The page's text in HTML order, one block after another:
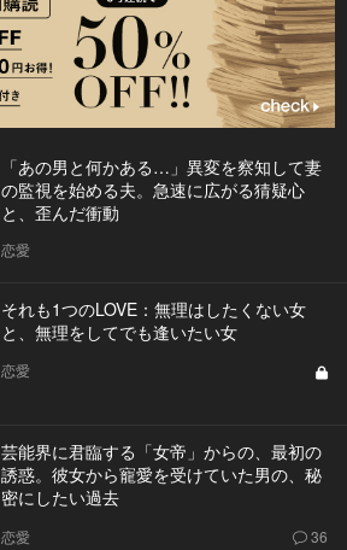
「あの男と何かある…」異変を察知して妻
の監視を始める夫。急速に広がる猜疑心
と、歪んだ衝動
恋愛
それも1つのLOVE：無理はしたくない女
と、無理をしてでも逢いたい女
恋愛
芸能界に君臨する「女帝」からの、最初の
誘惑。彼女から寵愛を受けていた男の、秘
密にしたい過去
恋愛 36